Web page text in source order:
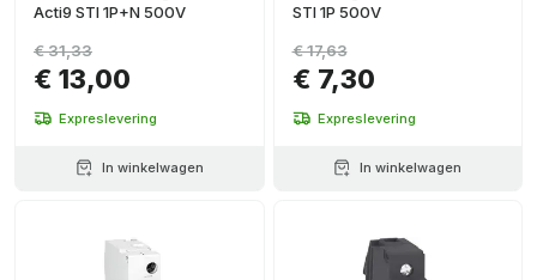
Acti9 STI 1P+N 500V
€ 13,00
€ 31,33
Expreslevering
In winkelwagen
STI 1P 500V
€ 7,30
€ 17,63
Expreslevering
In winkelwagen